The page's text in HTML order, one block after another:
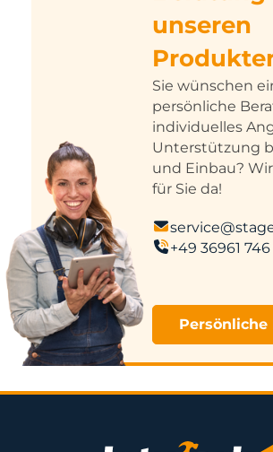
unseren
Sie wünschen
persönliche
individuelles
Unterstützung
und Einbau?
für Sie da!
+49 36961
Persönliche